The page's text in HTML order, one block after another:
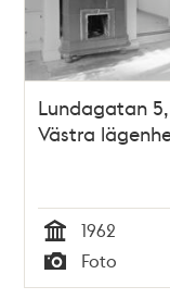
Lundagatan 5,
Västra
Tid
1962
Typ
Foto